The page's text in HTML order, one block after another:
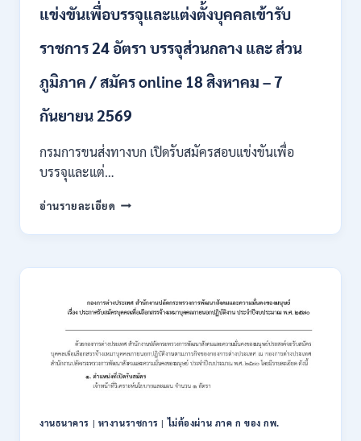
ปวส.
ป.ตรี
สาขา
เงิน
/
ผ่าน
กพ.
สมัคร
ONLINE
–
31
สิงหาคม
แข่งขันเพื่อบรรจุและแต่งตั้งบุคคลเข้ารับ
ราชการ 24 อัตรา บรรจุส่วนกลาง และ ส่วน
ภูมิภาค / สมัคร online 18 สิงหาคม – 7
กันยายน 2569
กรมการขนส่งทางบก เปิดรับสมัครสอบแข่งขันเพื่อ
บรรจุและแต่…
อ่านรายละเอียด กรม
ขนส่ง
บก
รับ
สมัคร
สอบ
แข่งขัน
เพื่อ
บรรจุ
ตั้ง
งานธนาคาร | หางานราชการ |ไม่ต้องผ่าน ภาค ก ของ กพ.